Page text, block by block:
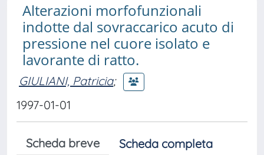
Alterazioni morfofunzionali
indotte dal sovraccarico acuto di
pressione nel cuore isolato e
lavorante di ratto.
GIULIANI, Patricia;
1997-01-01
Scheda breve
Scheda completa